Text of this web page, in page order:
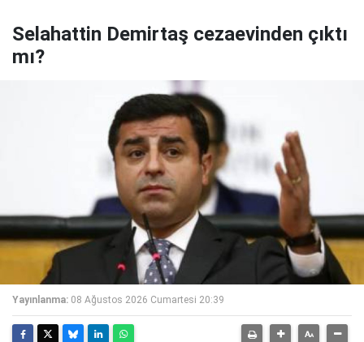
Selahattin Demirtaş cezaevinden çıktı
mı?
Yayınlanma: 08 Ağustos 2026 Cumartesi 20:39